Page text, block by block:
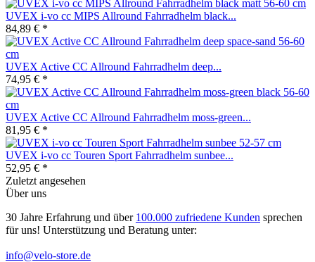
UVEX i-vo cc MIPS Allround Fahrradhelm black...
84,89 € *
UVEX Active CC Allround Fahrradhelm deep...
74,95 € *
UVEX Active CC Allround Fahrradhelm moss-green...
81,95 € *
UVEX i-vo cc Touren Sport Fahrradhelm sunbee...
52,95 € *
Zuletzt angesehen
Über uns
30 Jahre Erfahrung und über 100.000 zufriedene Kunden sprechen
für uns! Unterstützung und Beratung unter:
info@velo-store.de